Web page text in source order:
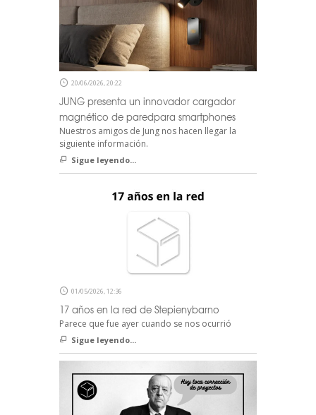
20/06/2026, 20:22
JUNG presenta un innovador cargador
magnético de paredpara smartphones
Nuestros amigos de Jung nos hacen llegar la
siguiente información.
Sigue leyendo...
01/05/2026, 12:36
17 años en la red de Stepienybarno
Parece que fue ayer cuando se nos ocurrió
Sigue leyendo...